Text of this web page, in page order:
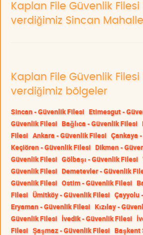
Kaplan File Güvenlik
verdiğimiz Sincan
Kaplan File Güvenlik
verdiğimiz bölgeler
Sincan - Güvenlik Filesi Etimesgut -
Güvenlik Filesi Bağlıca - Güvenlik Filesi
Filesi Ankara - Güvenlik Filesi Çankaya
Keçiören - Güvenlik Filesi Dikmen -
Güvenlik Filesi Gölbaşı - Güvenlik Filesi
Güvenlik Filesi Demetevler - Güvenlik
Güvenlik Filesi Ostim - Güvenlik Filesi
Filesi Ümitköy - Güvenlik Filesi Çayyolu
Eryaman - Güvenlik Filesi Kızılay -
Güvenlik Filesi İvedik - Güvenlik Filesi
Filesi Şaşmaz - Güvenlik Filesi Başkent